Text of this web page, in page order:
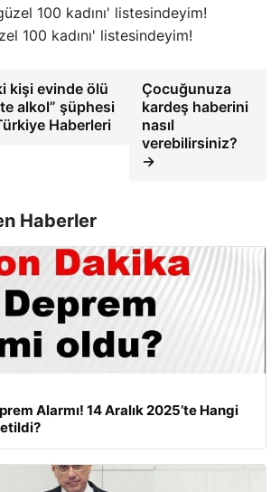
100 kadını' listesindeyim!
kişi evinde ölü
alkol” şüphesi
Haberleri
Çocuğunuza
kardeş haberini
nasıl
verebilirsiniz?
→
Haberler
Alarmı! 14 Aralık 2025’te Hangi